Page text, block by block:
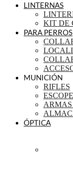
LINTERNAS
KIT DE
PARA PERROS
MUNICIÓN
RIFLES
ARMAS
ÓPTICA